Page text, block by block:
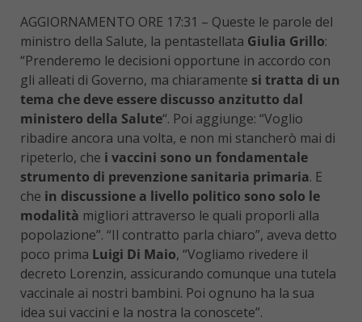
AGGIORNAMENTO ORE 17:31 – Queste le parole del
ministro della Salute, la pentastellata Giulia Grillo:
“Prenderemo le decisioni opportune in accordo con
gli alleati di Governo, ma chiaramente si tratta di un
tema che deve essere discusso anzitutto dal
ministero della Salute“. Poi aggiunge: “Voglio
ribadire ancora una volta, e non mi stancherò mai di
ripeterlo, che i vaccini sono un fondamentale
strumento di prevenzione sanitaria primaria. E
che in discussione a livello politico sono solo le
modalità migliori attraverso le quali proporli alla
popolazione”. “Il contratto parla chiaro”, aveva detto
poco prima Luigi Di Maio, “Vogliamo rivedere il
decreto Lorenzin, assicurando comunque una tutela
vaccinale ai nostri bambini. Poi ognuno ha la sua
idea sui vaccini e la nostra la conoscete”.